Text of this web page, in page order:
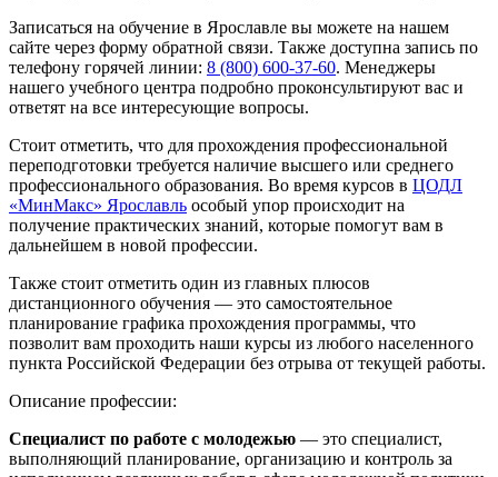
Записаться на обучение в Ярославле вы можете на нашем
сайте через форму обратной связи. Также доступна запись по
телефону горячей линии: 8 (800) 600-37-60. Менеджеры
нашего учебного центра подробно проконсультируют вас и
ответят на все интересующие вопросы.
Стоит отметить, что для прохождения профессиональной
переподготовки требуется наличие высшего или среднего
профессионального образования. Во время курсов в ЦОДЛ
«МинМакс» Ярославль особый упор происходит на
получение практических знаний, которые помогут вам в
дальнейшем в новой профессии.
Также стоит отметить один из главных плюсов
дистанционного обучения — это самостоятельное
планирование графика прохождения программы, что
позволит вам проходить наши курсы из любого населенного
пункта Российской Федерации без отрыва от текущей работы.
Описание профессии:
Специалист по работе с молодежью — это специалист,
выполняющий планирование, организацию и контроль за